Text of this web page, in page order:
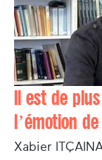
Il est de
l’émotion
Xabier